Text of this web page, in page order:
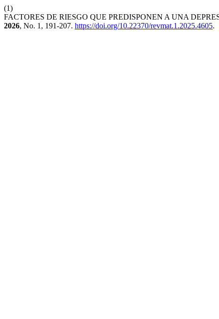
(1)
FACTORES DE RIESGO QUE PREDISPONEN A UNA
2026, No. 1, 191-207. https://doi.org/10.22370/revmat.1.2025.4605.